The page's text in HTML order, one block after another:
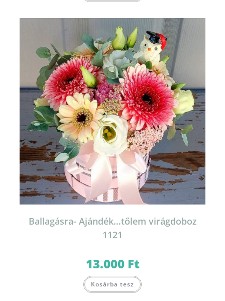
Ballagásra- Ajándék…tőlem virágdoboz
1121
13.000 Ft
Kosárba tesz